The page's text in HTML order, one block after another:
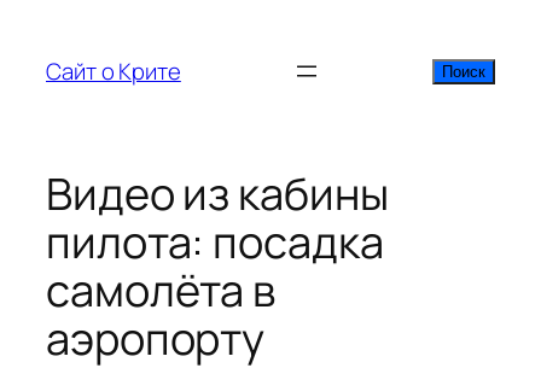
содержимому
Сайт о Крите Поиск
Поиск
Видео из кабины
пилота: посадка
самолёта в
аэропорту